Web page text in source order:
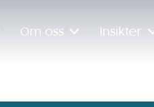
Om oss Insikter